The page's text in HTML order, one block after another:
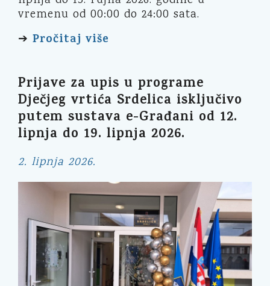
vremenu od 00:00 do 24:00 sata.
➔ Pročitaj više
Prijave za upis u programe
Dječjeg vrtića Srdelica isključivo
putem sustava e-Građani od 12.
lipnja do 19. lipnja 2026.
2. lipnja 2026.